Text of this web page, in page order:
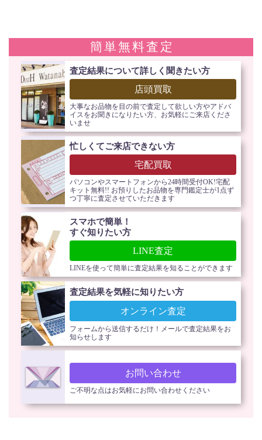
簡単無料査定
査定結果について詳しく聞きたい方
店頭買取
大事なお品物を目の前で査定して欲しい方やアドバ
イスをお聞きになりたい方、お気軽にご来店くださ
いませ
忙しくてご来店できない方
宅配買取
パソコンやスマートフォンから24時間受付OK!宅配
キット無料!! お預りしたお品物を専門鑑定士が1点ず
つ丁寧に査定させていただきます
スマホで簡単！
すぐ知りたい方
LINE査定
LINEを使って簡単に査定結果を知ることができます
査定結果を気軽に知りたい方
オンライン査定
フォームから送信するだけ！メールで査定結果をお
知らせします
お問い合わせ
ご不明な点はお気軽にお問い合わせください